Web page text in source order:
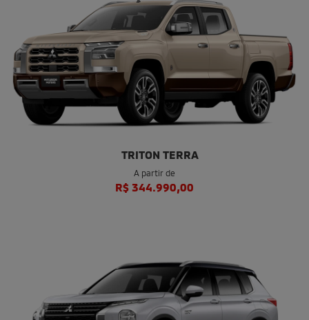
CONHEÇA TODOS OS MODELOS
TRITON TERRA